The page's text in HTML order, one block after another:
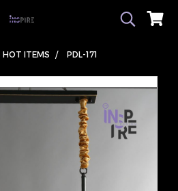
HOT ITEMS PDL-171